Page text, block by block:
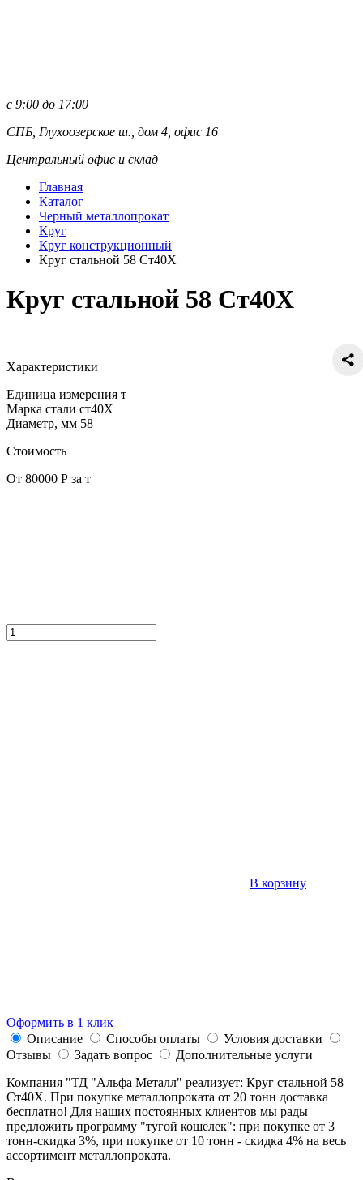
с 9:00 до 17:00
СПБ, Глухоозерское ш., дом 4, офис 16
Центральный офис и склад
Главная
Каталог
Черный металлопрокат
Круг
Круг конструкционный
Круг стальной 58 Ст40Х
Круг стальной 58 Ст40Х
Характеристики
Единица измерения т
Марка стали ст40Х
Диаметр, мм 58
Стоимость
От 80000 Р за т
В корзину
Оформить в 1 клик
Описание
Способы оплаты
Условия доставки
Отзывы
Задать вопрос
Дополнительные услуги
Компания "ТД "Альфа Металл" реализует: Круг стальной 58
Ст40Х. При покупке металлопроката от 20 тонн доставка
бесплатно! Для наших постоянных клиентов мы рады
предложить программу "тугой кошелек": при покупке от 3
тонн-скидка 3%, при покупке от 10 тонн - скидка 4% на весь
ассортимент металлопроката.